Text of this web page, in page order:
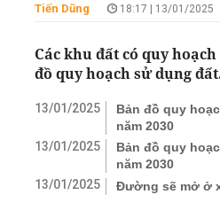
Tiến Dũng 18:17 | 13/01/2025
Các khu đất có quy
đồ quy hoạch sử dụng
13/01/2025
Bản đồ quy
năm 2030
13/01/2025
Bản đồ quy
năm 2030
13/01/2025
Đường sẽ mở ở